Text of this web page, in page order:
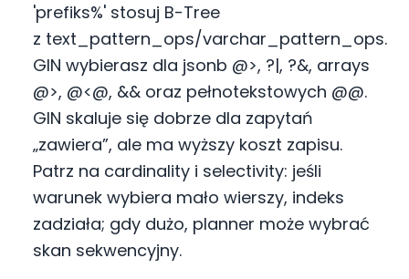
'prefiks%' stosuj B-Tree
z text_pattern_ops/varchar_pattern_ops.
GIN wybierasz dla jsonb @>, ?|, ?&, arrays
@>, @<@, && oraz pełnotekstowych @@.
GIN skaluje się dobrze dla zapytań
„zawiera”, ale ma wyższy koszt zapisu.
Patrz na cardinality i selectivity: jeśli
warunek wybiera mało wierszy, indeks
zadziała; gdy dużo, planner może wybrać
skan sekwencyjny.